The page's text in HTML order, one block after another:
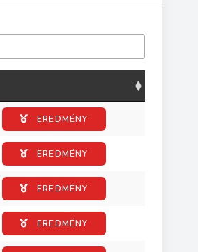
EREDMÉNY
EREDMÉNY
EREDMÉNY
EREDMÉNY